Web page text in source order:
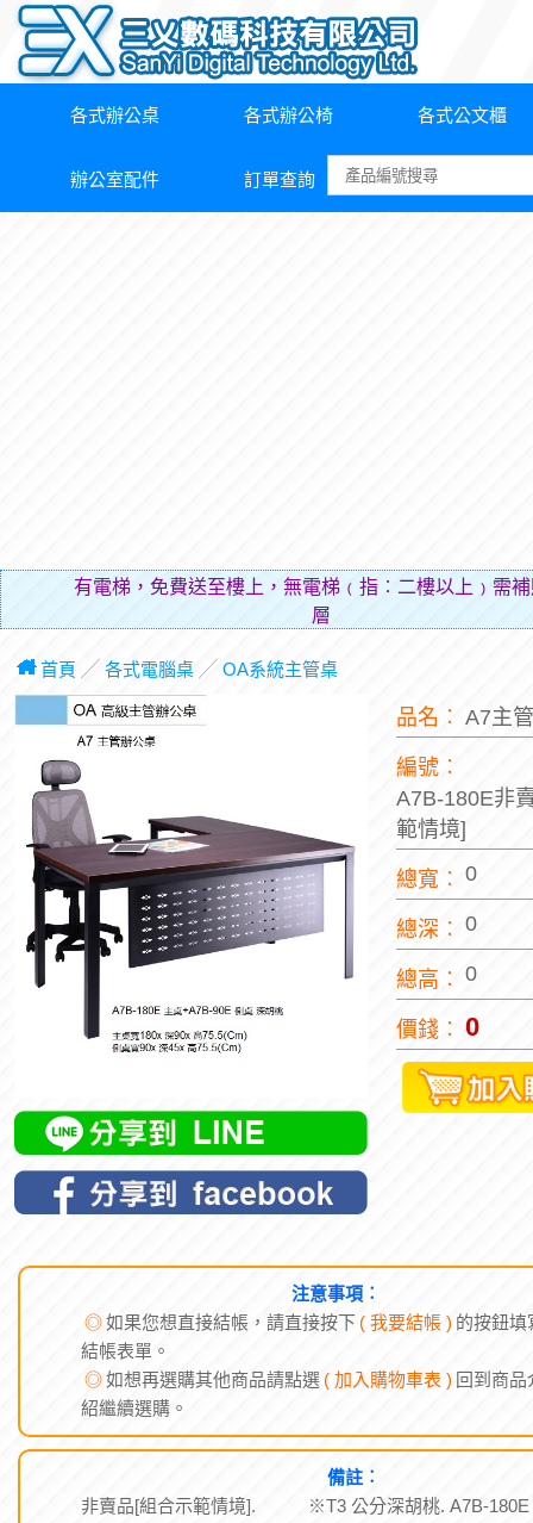
各式辦公桌 各式辦公椅 各式公文櫃
辦公室配件 訂單查詢
有電梯，免費送至樓上，無電梯﹙指︰二樓以上﹚需
層費用（
首頁 ╱ 各式電腦桌╱ OA系統主管桌
品名︰ A7主
編號︰
A7B-180E非
範情境]
總寬︰ 0
總深︰ 0
總高︰ 0
價錢︰ 0
注意事項︰
◎如果您想直接結帳，請直接按下 ( 我要結帳 ) 的按鈕填
結帳表單。
◎如想再選購其他商品請點選 ( 加入購物車表 ) 回到商品
紹繼續選購。
備註︰
非賣品[組合示範情境]. ※T3 公分深胡桃. A7B-180E